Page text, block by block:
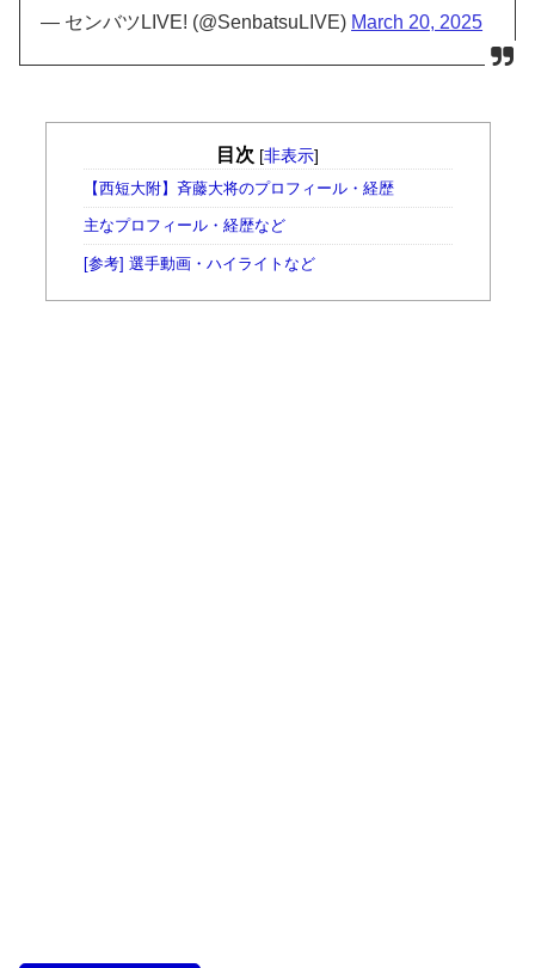
— センバツLIVE! (@SenbatsuLIVE) March 20, 2025
目次 [非表示]
【西短大附】斉藤大将のプロフィール・経歴
主なプロフィール・経歴など
[参考] 選手動画・ハイライトなど